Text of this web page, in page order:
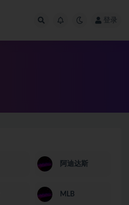
登录
阿迪达斯
MLB